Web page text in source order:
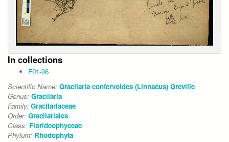
In collections
F01-06
Scientific Name: Gracilaria confervoides (Linnaeus) Greville
Genus: Gracilaria
Family: Gracilariaceae
Order: Gracilariales
Class: Florideophyceae
Phylum: Rhodophyta